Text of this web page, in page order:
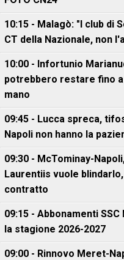
10:15 - Malagò: "I club di
CT della Nazionale, non
10:00 - Infortunio
potrebbero restare fino
mano
09:45 - Lucca spreca,
Napoli non hanno la
09:30 - McTominay-
Laurentiis vuole
contratto
09:15 - Abbonamenti
la stagione 2026-2027
09:00 - Rinnovo Meret-